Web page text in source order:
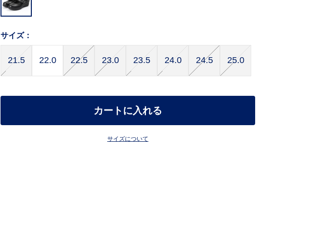
サイズ：
21.5 22.0 22.5 23.0 23.5 24.0 24.5 25.0
カートに入れる
サイズについて